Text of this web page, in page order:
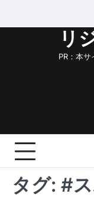
リ
PR：本
タグ: #